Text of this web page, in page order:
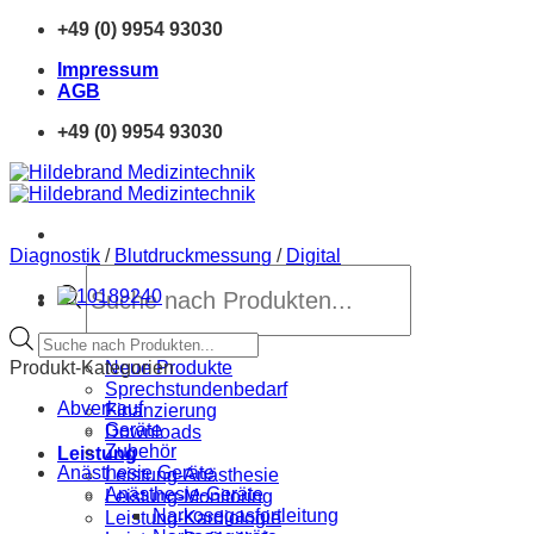
Zum
springen
+49 (0) 9954 93030
Impressum
AGB
+49 (0) 9954 93030
search
Home
Neue Produkte
Sprechstundenbedarf
Finanzierung
Downloads
Leistung
Leistung-Anästhesie
Leistung-Monitoring
Leistung-Kardiologie
Diagnostik / Blutdruckmessung / Digital
Products
search
Produkt-Kategorien
Abverkauf
Geräte
Zubehör
Anästhesie Geräte
Anästhesie-Geräte
Narkosegasfortleitung